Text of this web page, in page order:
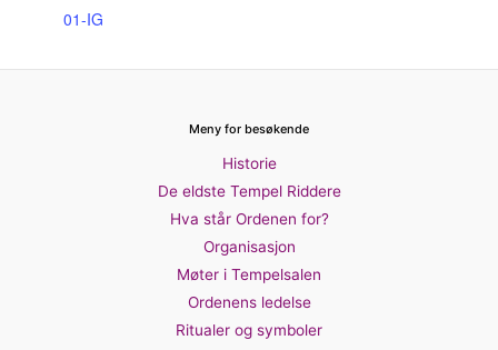
01-IG
Meny for besøkende
Historie
De eldste Tempel Riddere
Hva står Ordenen for?
Organisasjon
Møter i Tempelsalen
Ordenens ledelse
Ritualer og symboler